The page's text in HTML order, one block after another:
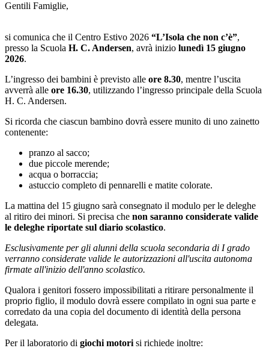
Gentili Famiglie,
si comunica che il Centro Estivo 2026 “L’Isola che non c’è”,
presso la Scuola H. C. Andersen, avrà inizio lunedì 15 giugno
2026.
L’ingresso dei bambini è previsto alle ore 8.30, mentre l’uscita
avverrà alle ore 16.30, utilizzando l’ingresso principale della Scuola
H. C. Andersen.
Si ricorda che ciascun bambino dovrà essere munito di uno zainetto
contenente:
pranzo al sacco;
due piccole merende;
acqua o borraccia;
astuccio completo di pennarelli e matite colorate.
La mattina del 15 giugno sarà consegnato il modulo per le deleghe
al ritiro dei minori. Si precisa che non saranno considerate valide
le deleghe riportate sul diario scolastico.
Esclusivamente per gli alunni della scuola secondaria di I grado
verranno considerate valide le autorizzazioni all'uscita autonoma
firmate all'inizio dell'anno scolastico.
Qualora i genitori fossero impossibilitati a ritirare personalmente il
proprio figlio, il modulo dovrà essere compilato in ogni sua parte e
corredato da una copia del documento di identità della persona
delegata.
Per il laboratorio di giochi motori si richiede inoltre: